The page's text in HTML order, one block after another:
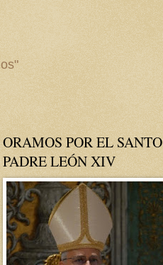
ORAMOS POR EL SANTO
PADRE LEÓN XIV